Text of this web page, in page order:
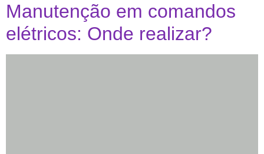
Manutenção em comandos
elétricos: Onde realizar?